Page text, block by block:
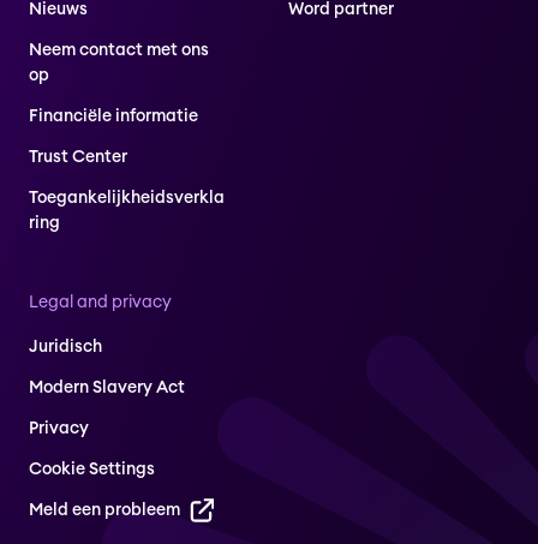
Nieuws
Neem contact met ons
op
Financiële informatie
Trust Center
Toegankelijkheidsverkla
ring
Word partner
Legal and privacy
Juridisch
Modern Slavery Act
Privacy
Cookie Settings
Meld een probleem